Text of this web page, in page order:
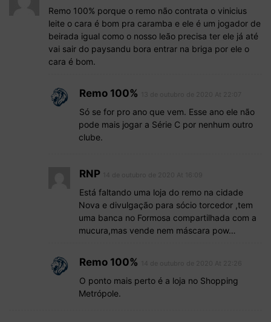
Remo 100% porque o remo não contrata o vinicius
leite o cara é bom pra caramba e ele é um jogador de
beirada igual como o nosso leão precisa ter ele já até
vai sair do paysandu bora entrar na briga por ele o
cara é bom.
Remo 100%
Só se for pro ano que vem. Esse ano ele não
pode mais jogar a Série C por nenhum outro
clube.
RNP
Está faltando uma loja do remo na cidade
Nova e divulgação para sócio torcedor ,tem
uma banca no Formosa compartilhada com a
mucura,mas vende nem máscara pow…
Remo 100%
O ponto mais perto é a loja no Shopping
Metrópole.